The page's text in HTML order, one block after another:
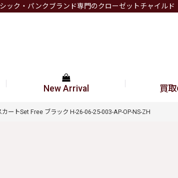
ック・パンクブランド専門のクローゼットチャイルド
New Arrival 買
ートSet Free ブラック H-26-06-25-003-AP-OP-NS-ZH